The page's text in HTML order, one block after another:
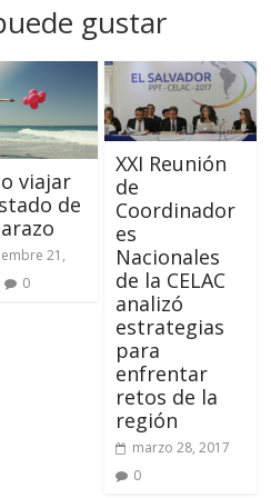
gustar
viajar
de
21,
0
XXI Reunión
de
Coordinador
es
Nacionales
de la CELAC
analizó
estrategias
para
enfrentar
retos de la
región
marzo 28, 2017
0